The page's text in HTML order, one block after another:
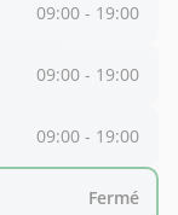
09:00 - 19:00
09:00 - 19:00
09:00 - 19:00
Fermé